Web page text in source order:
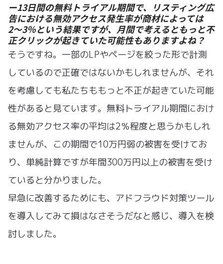
ー13日間の無料トライアル期間で、リスティング広
告における無効アクセス発生率が商材によっては
2〜3％という結果ですが、月間で考えるともっと不
正クリックが起きていた可能性もありますよね？
そうですね。一部のLPやページを絞った形で計測
しているので正確ではないかもしれませんが、それ
を考慮しても私たちももっと不正が起きていた可能
性があると見ています。無料トライアル期間におけ
る無効アクセス率の平均は2％程度と思うかもしれ
ませんが、この期間で10万円弱の被害を受けてお
り、単純計算ですが年間300万円以上の被害を受け
ていると分かりました。
早急に改善するためにも、アドフラウド対策ツール
を導入してみて損はなさそうだなと感じ、導入を検
討しました。